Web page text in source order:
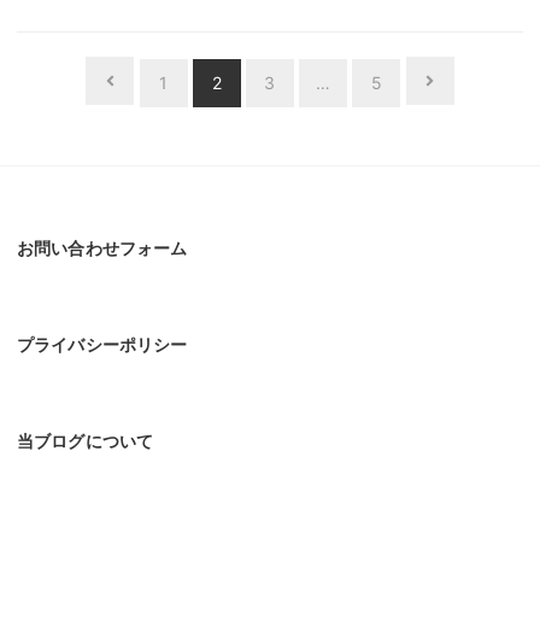
ジ
Previous
1 2 3 … 5 Next
お問い合わせフォーム
プライバシーポリシー
当ブログについて